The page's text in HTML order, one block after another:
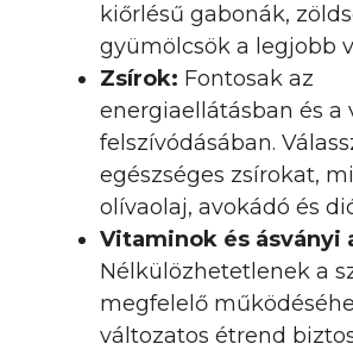
kiőrlésű gabonák,
gyümölcsök a legjobb
Zsírok: Fontosak az
energiaellátásban és a
felszívódásában.
egészséges zsírokat,
olívaolaj, avokádó és
Vitaminok és ásványi
Nélkülözhetetlenek a
megfelelő
változatos étrend